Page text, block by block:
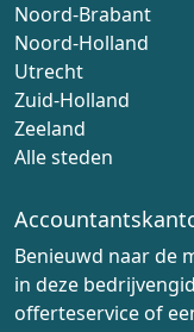
Noord-Brabant
Noord-Holland
Utrecht
Zuid-Holland
Zeeland
Alle steden
Benieuwd naar de
in deze
offerteservice of